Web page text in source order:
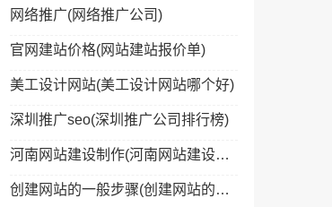
网络推广(网络推广公司)
官网建站价格(网站建站报价单)
美工设计网站(美工设计网站哪个好)
深圳推广seo(深圳推广公司排行榜)
河南网站建设制作(河南网站建设制作公司)
创建网站的一般步骤(创建网站的一般步骤包括)